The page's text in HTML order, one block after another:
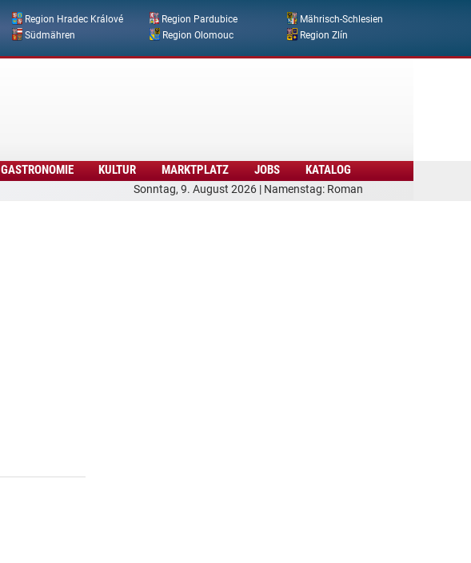
Region Hradec Králové Region Pardubice
Mährisch-Schlesien
Südmähren Region Olomouc Region Zlín
Sonntag, 9. August 2026 | Namenstag: Roman
GASTRONOMIE KULTUR MARKTPLATZ JOBS KATALOG